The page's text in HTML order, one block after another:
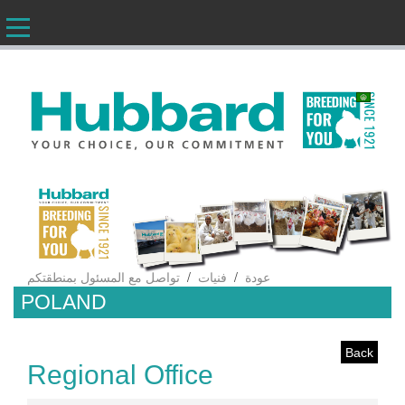
AR
عودة / فنيات / تواصل مع المسئول بمنطقتكم
POLAND
Back
Regional Office